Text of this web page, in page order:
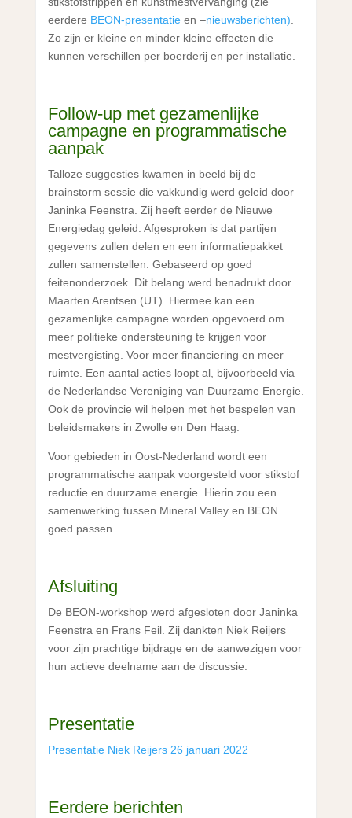
eerdere BEON-presentatieen –nieuwsberichten)
Zo zijn er kleine en minder kleine effecten die
kunnen verschillen per boerderij en per installatie.
Follow-up met gezamenlijke
campagne en programmatische
aanpak
Talloze suggesties kwamen in beeld bij de
brainstorm sessie die vakkundig werd geleid door
Janinka Feenstra. Zij heeft eerder de Nieuwe
Energiedag geleid. Afgesproken is dat partijen
gegevens zullen delen en een informatiepakket
zullen samenstellen. Gebaseerd op goed
feitenonderzoek. Dit belang werd benadrukt door
Maarten Arentsen (UT). Hiermee kan een
gezamenlijke campagne worden opgevoerd om
meer politieke ondersteuning te krijgen voor
mestvergisting. Voor meer financiering en meer
ruimte. Een aantal acties loopt al, bijvoorbeeld via
de Nederlandse Vereniging van Duurzame Energie.
Ook de provincie wil helpen met het bespelen van
beleidsmakers in Zwolle en Den Haag.
Voor gebieden in Oost-Nederland wordt een
programmatische aanpak voorgesteld voor stikstof
reductie en duurzame energie. Hierin zou een
samenwerking tussen Mineral Valley en BEON
goed passen.
Afsluiting
De BEON-workshop werd afgesloten door Janinka
Feenstra en Frans Feil. Zij dankten Niek Reijers
voor zijn prachtige bijdrage en de aanwezigen voor
hun actieve deelname aan de discussie.
Presentatie
Presentatie Niek Reijers 26 januari 2022
Eerdere berichten